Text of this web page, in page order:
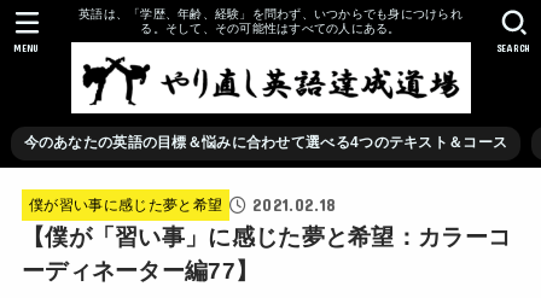
英語は、「学歴、年齢、経験」を問わず、いつからでも身につけられ
る。そして、その可能性はすべての人にある。
今のあなたの英語の目標＆悩みに合わせて選べる4つのテキスト＆コース
SEARCH
MENU
僕が習い事に感じた夢と希望 2021.02.18
【僕が「習い事」に感じた夢と希望：カラーコ
ーディネーター編77】